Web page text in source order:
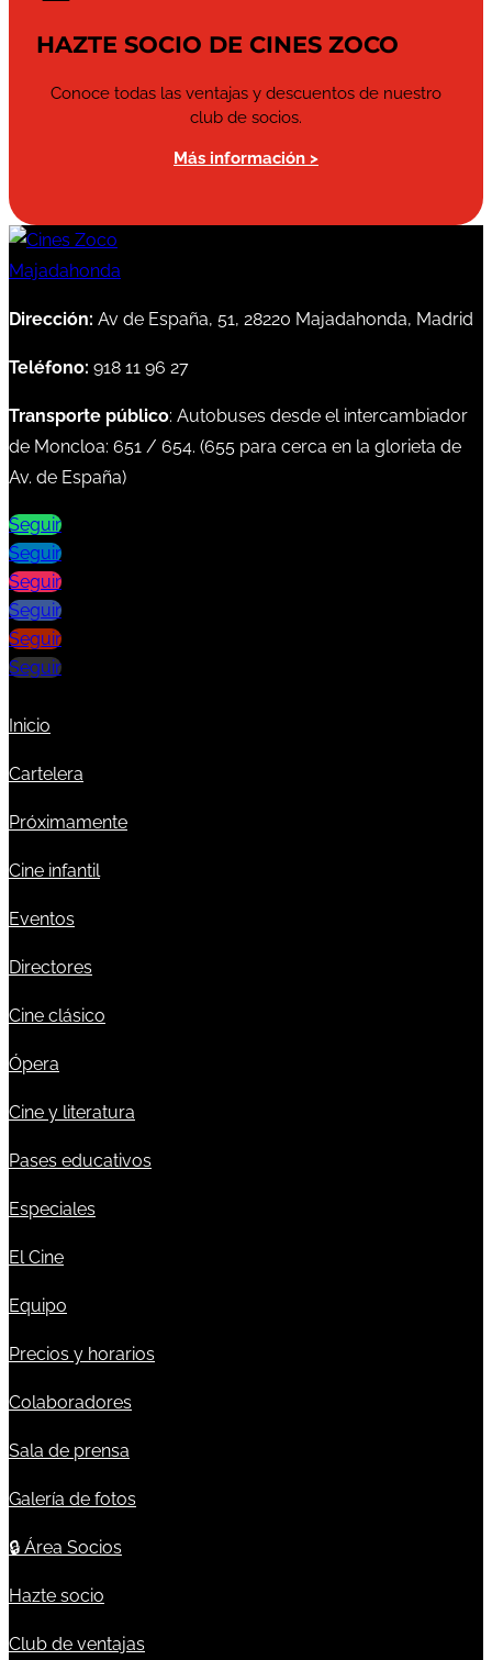
HAZTE SOCIO DE CINES ZOCO
Conoce todas las ventajas y descuentos de nuestro
club de socios.
Más información >
Dirección: Av de España, 51, 28220 Majadahonda, Madrid
Teléfono: 918 11 96 27
Transporte público: Autobuses desde el intercambiador
de Moncloa: 651 / 654. (655 para cerca en la glorieta de
Av. de España)
Seguir
Seguir
Seguir
Seguir
Seguir
Seguir
Inicio
Cartelera
Próximamente
Cine infantil
Eventos
Directores
Cine clásico
Ópera
Cine y literatura
Pases educativos
Especiales
El Cine
Equipo
Precios y horarios
Colaboradores
Sala de prensa
Galería de fotos
🔒 Área Socios
Hazte socio
Club de ventajas